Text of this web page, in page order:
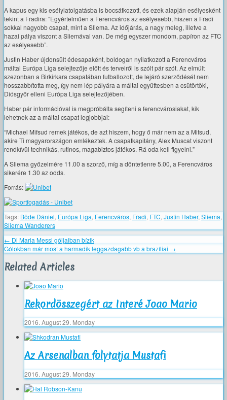
A kapus egy kis esélylatolgatásba is bocsátkozott, és ezek alapján esélyesként
tekint a Fradira: “Egyértelműen a Ferencváros az esélyesebb, hiszen a Fradi
sokkal nagyobb csapat, mint a Sliema. Az időjárás, a nagy meleg, illetve a
hazai pálya viszont a Sliemával van. De még egyszer mondom, papíron az FTC
az esélyesebb”.
Justin Haber újdonsült édesapaként, boldogan nyilatkozott a Ferencváros
máltai Európa Liga selejtezője előtt és terveiről is szólt pár szót. Az elmúlt
szezonban a Birkirkara csapatában futballozott, de lejáró szerződését nem
hosszabbította meg, így nem lép pályára a máltai együttesben a csütörtöki,
Diósgyőr elleni Európa Liga selejtezőjében.
Haber pár információval is megpróbálta segíteni a ferencvárosiakat, kik
lehetnek az a máltai csapat legjobbjai:
“Michael Mifsud remek játékos, de azt hiszem, hogy ő már nem az a Mifsud,
akire Ti magyarországon emlékeztek. A csapatkapitány, Alex Muscat viszont
rendkívül technikás, rutinos, magabiztos játékos. Rá oda kell figyelni.”
A Sliema győzelmére 11.00 a szorző, míg a döntetlenre 5.00, a Ferencváros
sikerére 1.30 az odds.
Forrás:
Tags: Böde Dániel, Európa Liga, Ferencváros, Fradi, FTC, Justin Haber, Sliema,
Sliema Wanderers
← Di Maria Messi góljaiban bízik
Gólokban már most a harmadik leggazdagabb vb a brazíliai →
Related Articles
Rekordösszegért az Interé Joao Mario
2016. August 29. Monday
Az Arsenalban folytatja Mustafi
2016. August 29. Monday